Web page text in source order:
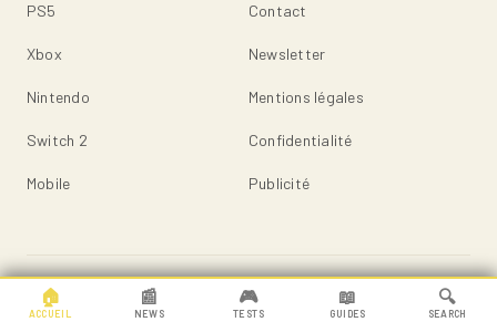
PS5
Xbox
Nintendo
Switch 2
Mobile
Contact
Newsletter
Mentions légales
Confidentialité
Publicité
© 2026 Game.fr — Tous droits réservés.
🏠
ACCUEIL
📰
NEWS
🎮
TESTS
📖
GUIDES
🔍
SEARCH